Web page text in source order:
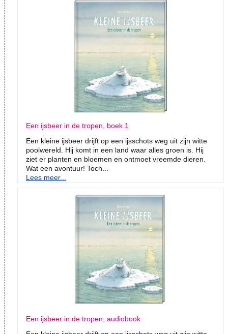
Een ijsbeer in de tropen, boek 1
Een kleine ijsbeer drijft op een ijsschots weg uit zijn witte
poolwereld. Hij komt in een land waar alles groen is. Hij
ziet er planten en bloemen en ontmoet vreemde dieren.
Wat een avontuur! Toch...
Lees meer...
Een ijsbeer in de tropen, audiobook